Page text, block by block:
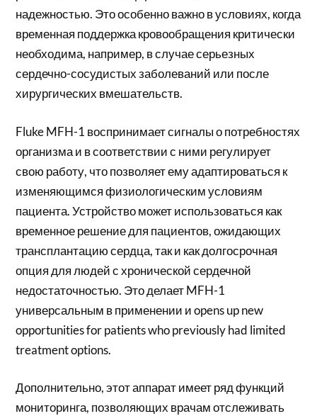
надежностью. Это особенно важно в условиях, когда
временная поддержка кровообращения критически
необходима, например, в случае серьезных
сердечно-сосудистых заболеваний или после
хирургических вмешательств.
Fluke MFH-1 воспринимает сигналы о потребностях
организма и в соответствии с ними регулирует
свою работу, что позволяет ему адаптироваться к
изменяющимся физиологическим условиям
пациента. Устройство может использоваться как
временное решение для пациентов, ожидающих
трансплантацию сердца, так и как долгосрочная
опция для людей с хронической сердечной
недостаточностью. Это делает MFH-1
универсальным в применении и opens up new
opportunities for patients who previously had limited
treatment options.
Дополнительно, этот аппарат имеет ряд функций
мониторинга, позволяющих врачам отслеживать